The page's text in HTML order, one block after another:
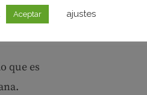
líquido o
la planta
que es
Aceptar ajustes